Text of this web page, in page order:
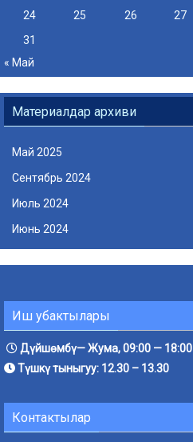
24
25 26 27
31
« Май
Материалдар архиви
Май 2025
Сентябрь 2024
Июль 2024
Июнь 2024
Иш убактылары
Дүйшөмбү— Жума, 09:00 — 18:00
Түшкү тыныгуу: 12.30 – 13.30
Контактылар